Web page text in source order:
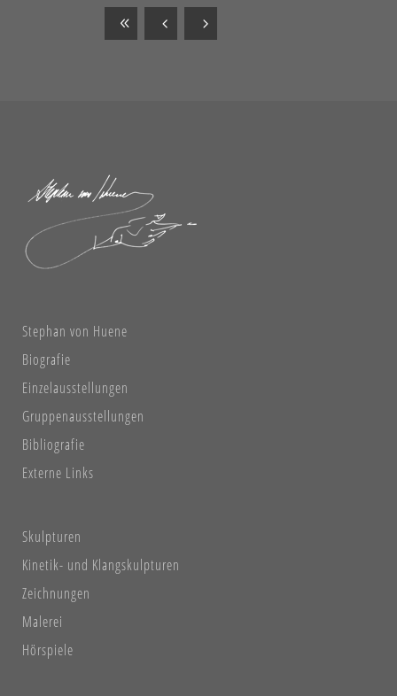
Stephan von Huene
Biografie
Einzelausstellungen
Gruppenausstellungen
Bibliografie
Externe Links
Skulpturen
Kinetik- und Klangskulpturen
Zeichnungen
Malerei
Hörspiele